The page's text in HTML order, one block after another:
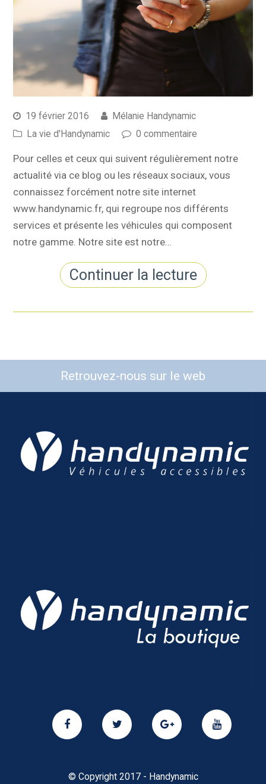
19 février 2016
Mélanie Handynamic
La vie d'Handynamic
0 commentaire
Pour celles et ceux qui suivent régulièrement notre
actualité via ce blog ou les réseaux sociaux, vous
connaissez forcément notre site internet
www.handynamic.fr, qui regroupe nos différents
services et présente les véhicules qui composent
notre gamme. Notre site est notre…
Continuer la lecture
Retrouvez-nous sur le web
© Copyright 2017 - Handynamic